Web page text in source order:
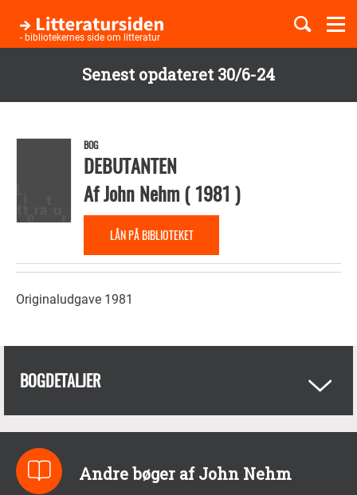
Senest opdateret 30/6-24
hovedindhold
- bibliotekernes side om litteratur
Børnebøger
Temaer
BOG
DEBUTANTEN
AfJohn Nehm(1981 )
LÅN PÅ BIBLIOTEKET
Originaludgave 1981
BOGDETALJER
Andre bøger af John Nehm